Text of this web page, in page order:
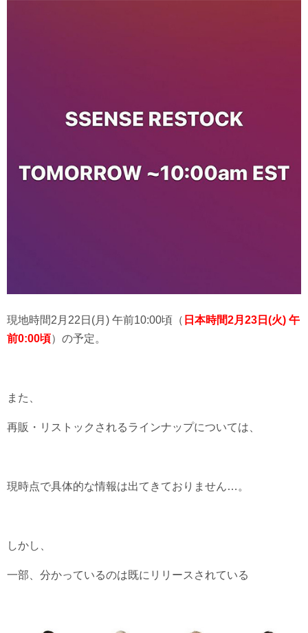
現地時間2月22日(月) 午前10:00頃（ 日本時間2月23日(火) 午
前0:00頃）の予定。
また、
再販・リストックされるラインナップについては、
現時点で具体的な情報は出てきておりません…。
しかし、
一部、分かっているのは既にリリースされている